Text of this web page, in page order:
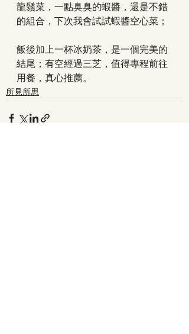
龍鬚菜，一點臭臭的蝦醬，還是不錯
的組合，下次我會試試蝦醬空心菜；
飯後加上一杯冰奶茶，是一個完美的
結尾；有空經過三芝，值得專程前往
用餐，真心推薦。
所見所思